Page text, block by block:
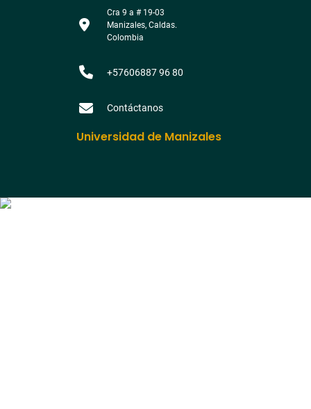
Cra 9 a # 19-03
Manizales, Caldas.
Colombia
+57606887 96 80
Contáctanos
Universidad de Manizales